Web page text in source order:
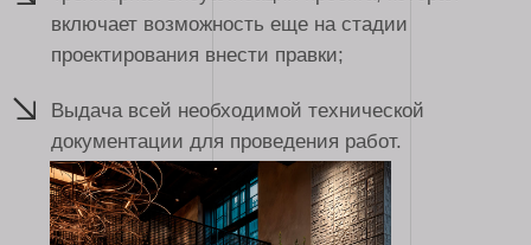
документации для проведения работ.